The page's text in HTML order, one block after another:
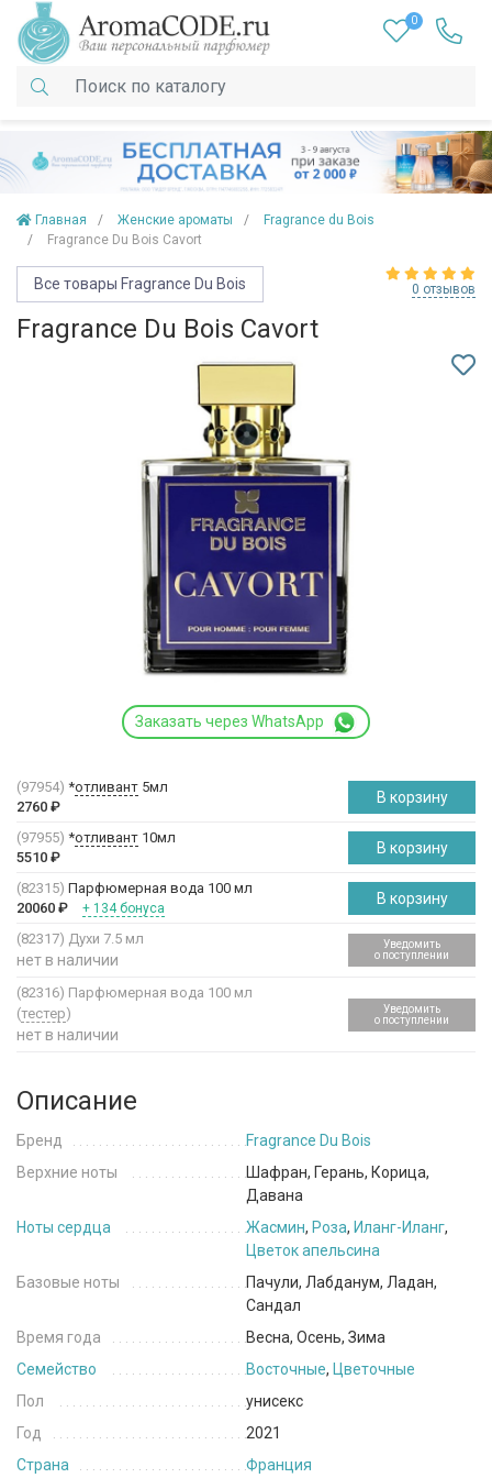
0
Главная Женские ароматы
Fragrance du Bois
Fragrance Du Bois Cavort
Все товары Fragrance Du Bois 0 отзывов
Fragrance Du Bois Cavort
Заказать через WhatsApp
(97954) *отливант 5мл
2760 ₽
В корзину
(97955) *отливант 10мл
5510 ₽
В корзину
(82315) Парфюмерная вода 100 мл
20060 ₽ + 134 бонуса
В корзину
(82317) Духи 7.5 мл
нет в наличии
Уведомить
о поступлении
(82316) Парфюмерная вода 100 мл
(тестер)
нет в наличии
Уведомить
о поступлении
Описание
Бренд
Fragrance Du Bois
Верхние ноты
Шафран, Герань, Корица,
Давана
Ноты сердца
Жасмин, Роза, Иланг-Иланг,
Цветок апельсина
Базовые ноты
Пачули, Лабданум, Ладан,
Сандал
Время года
Весна, Осень, Зима
Семейство
Восточные, Цветочные
Пол
унисекс
Год
2021
Страна
Франция